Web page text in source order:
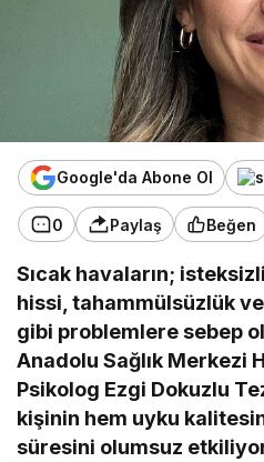
Google'da Abone Ol
0 Paylaş Beğen
Sıcak havaların;
hissi, tahammülsüzlük
gibi problemlere sebep
Anadolu Sağlık Merkezi
Psikolog Ezgi Dokuzlu
kişinin hem uyku
süresini olumsuz